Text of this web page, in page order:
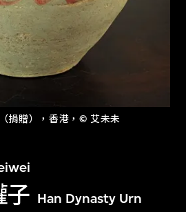
捐贈），香港，© 艾未未
子 Han Dynasty Urn
二十及二十一世紀視覺